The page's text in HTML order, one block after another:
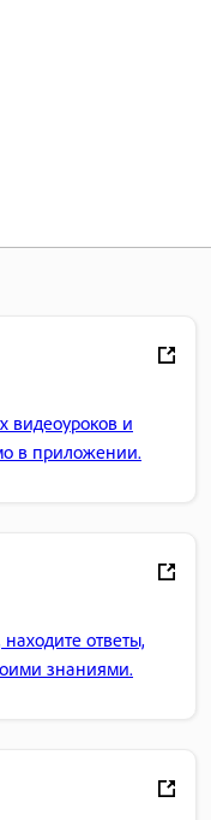
видеоуроков и
в приложении.
ответы,
знаниями.